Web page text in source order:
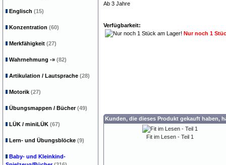
Ab 3 Jahre
Verfügbarkeit:
Nur noch 1
Kunden, die dieses Produkt gekauft haben,
Fit im Lesen - Teil 1
Englisch (15)
Konzentration (60)
Merkfähigkeit (27)
Wahrnehmung -» (82)
Artikulation / Lautsprache (28)
Motorik (27)
Übungsmappen / Bücher(49)
LÜK / miniLÜK (67)
Lern- und Übungsblöcke (9)
Baby- und Kleinkind-